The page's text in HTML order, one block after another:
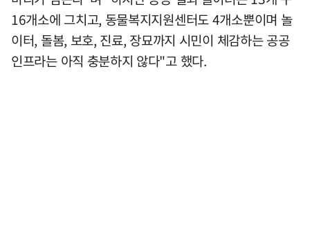
16개소에 그치고, 동물복지지원센터도 4개소뿐이며 놀
이터, 돌봄, 보호, 진료, 장묘까지 시민이 체감하는 공공
인프라는 아직 충분하지 않다"고 했다.